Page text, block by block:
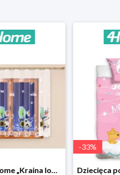
Firanka 4Home „Kraina lodu” (Frozen)
-33%